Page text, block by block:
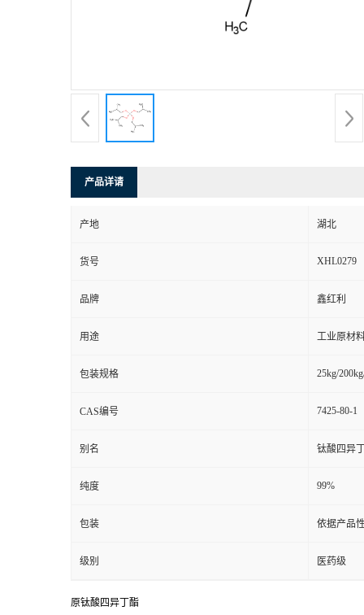
产品详请
产地 湖北
货号 XHL0279
品牌 鑫红利
用途 工业原材
包装规格 25kg/
CAS编号 7425-80-1
别名 钛酸四异
纯度 99%
包装 依据产品
级别 医药级
原钛酸四异丁酯